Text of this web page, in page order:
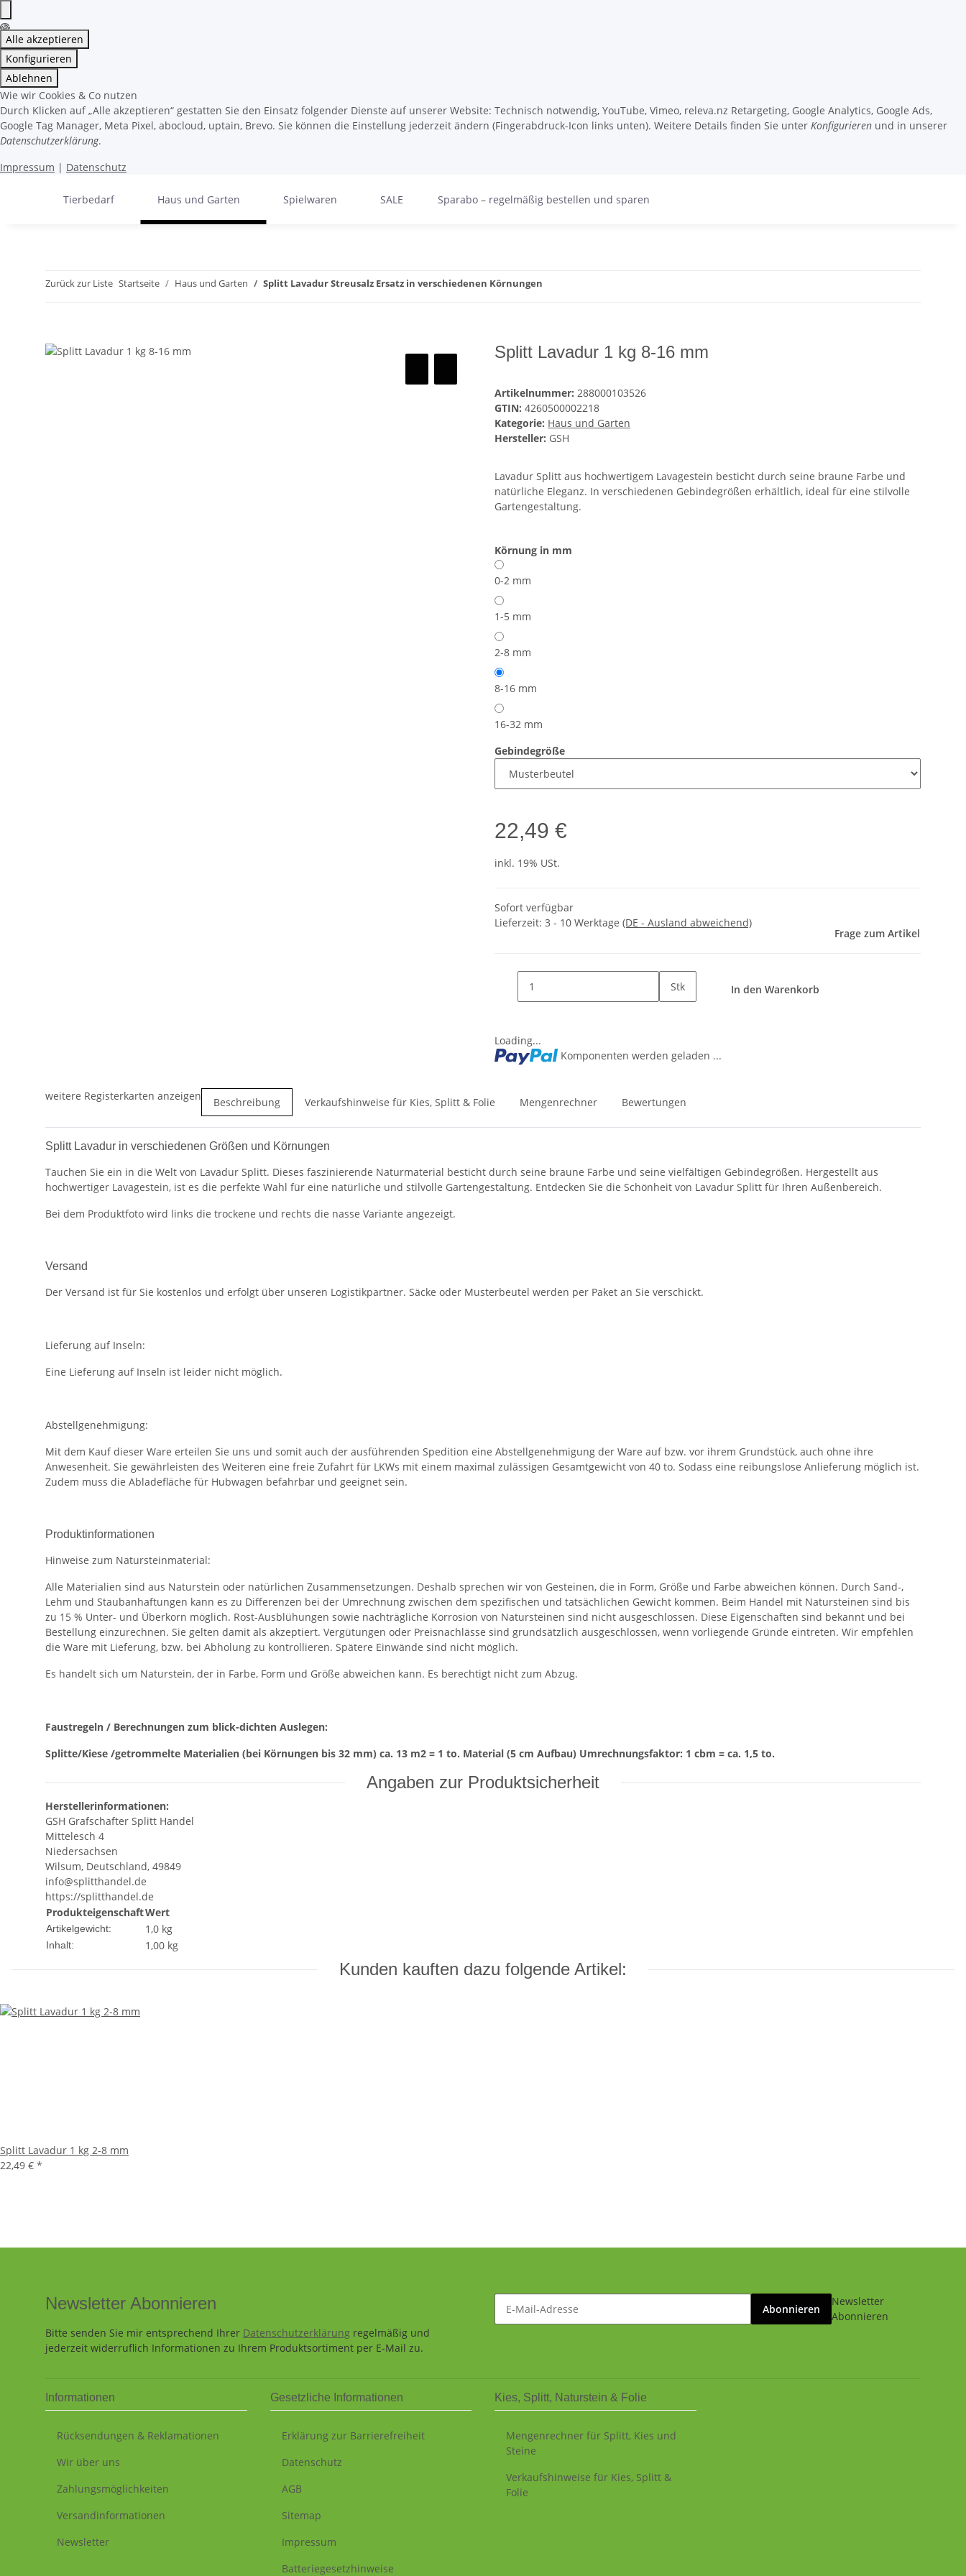
Alle akzeptieren
Konfigurieren
Ablehnen
Wie wir Cookies & Co nutzen
Durch Klicken auf „Alle akzeptieren“ gestatten Sie den Einsatz folgender Dienste auf unserer Website: Technisch notwendig, YouTube, Vimeo, releva.nz Retargeting, Google Analytics, Google Ads,
Google Tag Manager, Meta Pixel, abocloud, uptain, Brevo. Sie können die Einstellung jederzeit ändern (Fingerabdruck-Icon links unten). Weitere Details finden Sie unter Konfigurieren und in unserer
Datenschutzerklärung.
Impressum | Datenschutz
Tierbedarf Haus und Garten Spielwaren SALE Sparabo – regelmäßig bestellen und sparen
Zurück zur Liste Startseite Haus und Garten Splitt Lavadur Streusalz Ersatz in verschiedenen Körnungen
Splitt Lavadur 1 kg 8-16 mm
Artikelnummer: 288000103526
GTIN: 4260500002218
Kategorie: Haus und Garten
Hersteller: GSH
Lavadur Splitt aus hochwertigem Lavagestein besticht durch seine braune Farbe und
natürliche Eleganz. In verschiedenen Gebindegrößen erhältlich, ideal für eine stilvolle
Gartengestaltung.
Körnung in mm
0-2 mm
1-5 mm
2-8 mm
8-16 mm
16-32 mm
Gebindegröße
22,49 €
inkl. 19% USt.
Sofort verfügbar
Lieferzeit: 3 - 10 Werktage (DE - Ausland abweichend)
Frage zum Artikel
Stk In den Warenkorb
Loading...
Komponenten werden geladen ...
weitere Registerkarten anzeigen Beschreibung Verkaufshinweise für Kies, Splitt & Folie Mengenrechner Bewertungen
Splitt Lavadur in verschiedenen Größen und Körnungen
Tauchen Sie ein in die Welt von Lavadur Splitt. Dieses faszinierende Naturmaterial besticht durch seine braune Farbe und seine vielfältigen Gebindegrößen. Hergestellt aus
hochwertiger Lavagestein, ist es die perfekte Wahl für eine natürliche und stilvolle Gartengestaltung. Entdecken Sie die Schönheit von Lavadur Splitt für Ihren Außenbereich.
Bei dem Produktfoto wird links die trockene und rechts die nasse Variante angezeigt.
Versand
Der Versand ist für Sie kostenlos und erfolgt über unseren Logistikpartner. Säcke oder Musterbeutel werden per Paket an Sie verschickt.
Lieferung auf Inseln:
Eine Lieferung auf Inseln ist leider nicht möglich.
Abstellgenehmigung:
Mit dem Kauf dieser Ware erteilen Sie uns und somit auch der ausführenden Spedition eine Abstellgenehmigung der Ware auf bzw. vor ihrem Grundstück, auch ohne ihre
Anwesenheit. Sie gewährleisten des Weiteren eine freie Zufahrt für LKWs mit einem maximal zulässigen Gesamtgewicht von 40 to. Sodass eine reibungslose Anlieferung möglich ist.
Zudem muss die Abladefläche für Hubwagen befahrbar und geeignet sein.
Produktinformationen
Hinweise zum Natursteinmaterial:
Alle Materialien sind aus Naturstein oder natürlichen Zusammensetzungen. Deshalb sprechen wir von Gesteinen, die in Form, Größe und Farbe abweichen können. Durch Sand-,
Lehm und Staubanhaftungen kann es zu Differenzen bei der Umrechnung zwischen dem spezifischen und tatsächlichen Gewicht kommen. Beim Handel mit Natursteinen sind bis
zu 15 % Unter- und Überkorn möglich. Rost-Ausblühungen sowie nachträgliche Korrosion von Natursteinen sind nicht ausgeschlossen. Diese Eigenschaften sind bekannt und bei
Bestellung einzurechnen. Sie gelten damit als akzeptiert. Vergütungen oder Preisnachlässe sind grundsätzlich ausgeschlossen, wenn vorliegende Gründe eintreten. Wir empfehlen
die Ware mit Lieferung, bzw. bei Abholung zu kontrollieren. Spätere Einwände sind nicht möglich.
Es handelt sich um Naturstein, der in Farbe, Form und Größe abweichen kann. Es berechtigt nicht zum Abzug.
Faustregeln / Berechnungen zum blick-dichten Auslegen:
Splitte/Kiese /getrommelte Materialien (bei Körnungen bis 32 mm) ca. 13 m2 = 1 to. Material (5 cm Aufbau) Umrechnungsfaktor: 1 cbm = ca. 1,5 to.
Angaben zur Produktsicherheit
Herstellerinformationen:
GSH Grafschafter Splitt Handel
Mittelesch 4
Niedersachsen
Wilsum, Deutschland, 49849
info@splitthandel.de
https://splitthandel.de
ProdukteigenschaftWert
Artikelgewicht: 1,0 kg
Inhalt: 1,00 kg
Kunden kauften dazu folgende Artikel:
Splitt Lavadur 1 kg 2-8 mm
22,49 € *
Newsletter Abonnieren
Bitte senden Sie mir entsprechend Ihrer Datenschutzerklärung regelmäßig und
jederzeit widerruflich Informationen zu Ihrem Produktsortiment per E-Mail zu.
Abonnieren
Newsletter
Abonnieren
Informationen
Rücksendungen & Reklamationen
Wir über uns
Zahlungsmöglichkeiten
Versandinformationen
Newsletter
Gesetzliche Informationen
Erklärung zur Barrierefreiheit
Datenschutz
AGB
Sitemap
Impressum
Batteriegesetzhinweise
Kies, Splitt, Naturstein & Folie
Mengenrechner für Splitt, Kies und
Steine
Verkaufshinweise für Kies, Splitt &
Folie